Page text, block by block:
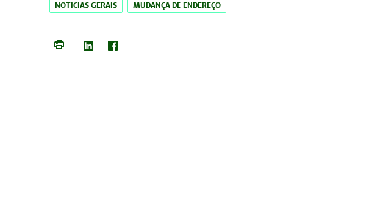
NOTICIAS GERAIS MUDANÇA DE ENDEREÇO